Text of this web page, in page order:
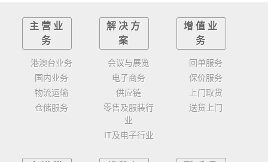
主营业
务
港澳台业务
国内业务
物流运输
仓储服务
解决方
案
会议与展览
电子商务
供应链
零售及服装行
业
IT及电子行业
增值业
务
回单服务
保价服务
上门取货
送货上门